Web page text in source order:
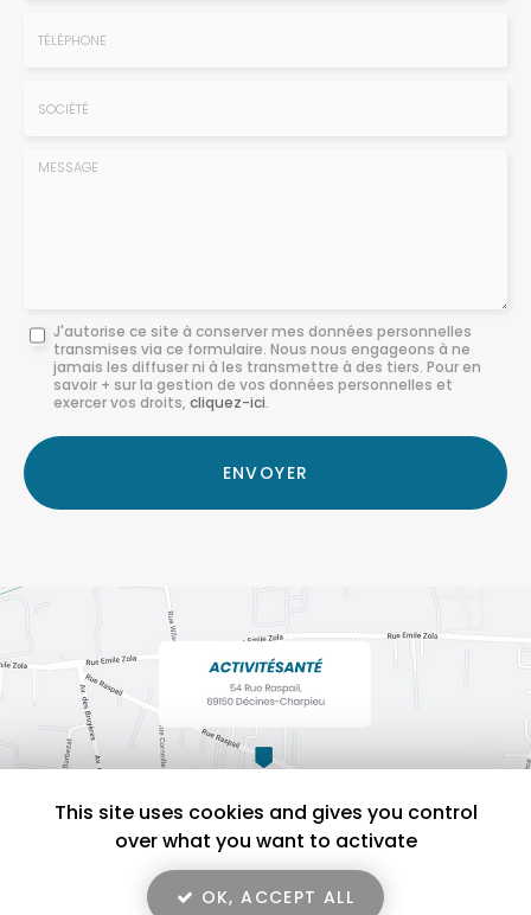
Message
J'autorise ce site à conserver mes données personnelles
transmises via ce formulaire. Nous nous engageons à ne
jamais les diffuser ni à les transmettre à des tiers. Pour en
savoir + sur la gestion de vos données personnelles et
exercer vos droits, cliquez-ici.
Acceptation
RGPD
*
ENVOYER
En savoir +
This site uses cookies and gives you control
over what you want to activate
OK, ACCEPT ALL